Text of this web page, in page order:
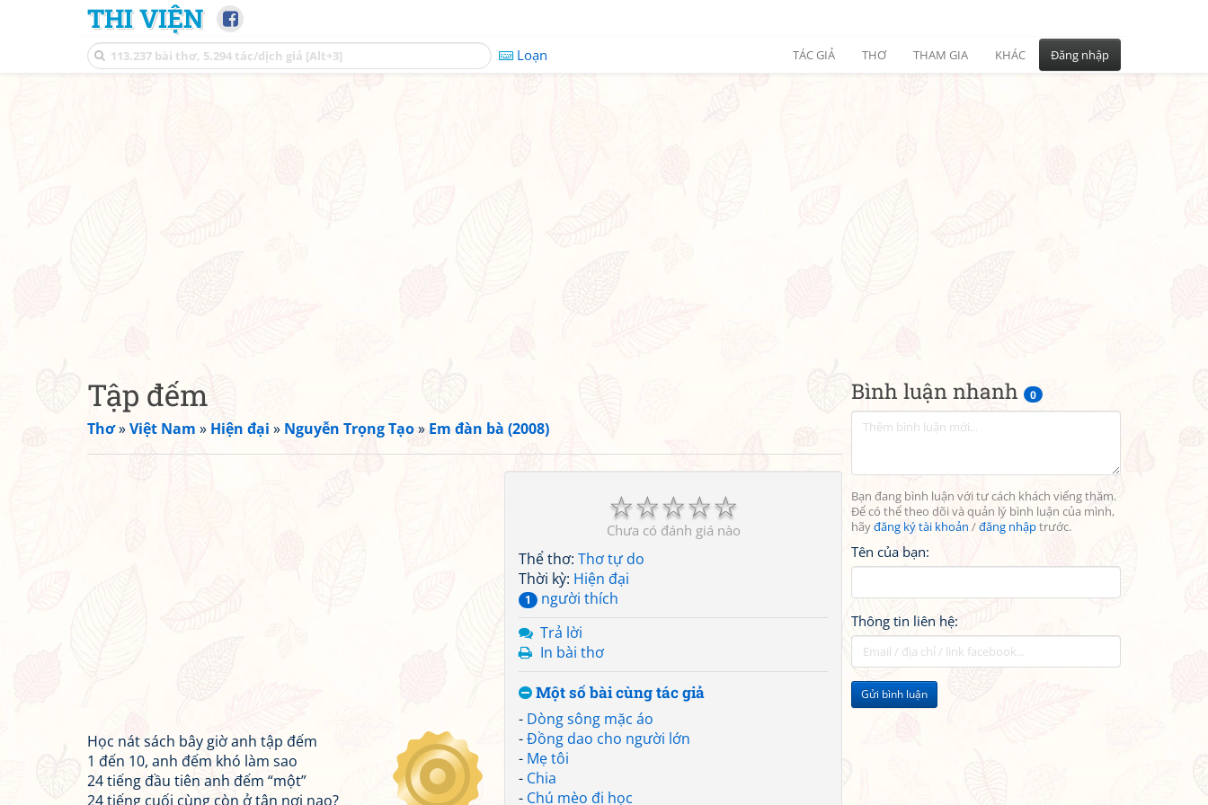
THI VIỆN
Loạn TÁC GIẢ THƠ THAM GIA KHÁC Đăng nhập
Bình luận nhanh 0
Bạn đang bình luận với tư cách khách viếng thăm.
Để có thể theo dõi và quản lý bình luận của mình,
hãyđăng ký tài khoản /đăng nhậptrước.
Tên của bạn:
Thông tin liên hệ:
Gửi bình luận
Tập đếm
Thơ»Việt Nam » Hiện đại » Nguyễn Trọng Tạo» Em đàn bà (2008)
☆
☆
☆
☆
☆
Chưa có đánh giá nào
Thể thơ: Thơ tự do
Thời kỳ: Hiện đại
1
người thích
Trả lời
In bài thơ
Một số bài cùng tác giả
- Dòng sông mặc áo
-Đồng dao cho người lớn
- Mẹ tôi
- Chia
- Chú mèo đi học
Học nát sách bây giờ anh tập đếm
1 đến 10, anh đếm khó làm sao
24 tiếng đầu tiên anh đếm “một”
24 tiếng cuối cùng còn ở tận nơi nao?